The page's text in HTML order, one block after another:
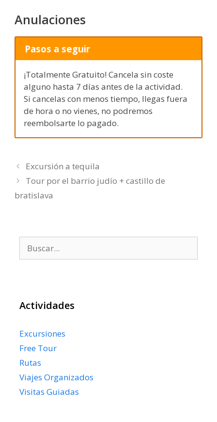
Anulaciones
Pasos a seguir
¡Totalmente Gratuito! Cancela sin coste
alguno hasta 7 días antes de la actividad.
Si cancelas con menos tiempo, llegas fuera
de hora o no vienes, no podremos
reembolsarte lo pagado.
Excursión a tequila
Tour por el barrio judío + castillo de
bratislava
Actividades
Excursiones
Free Tour
Rutas
Viajes Organizados
Visitas Guiadas